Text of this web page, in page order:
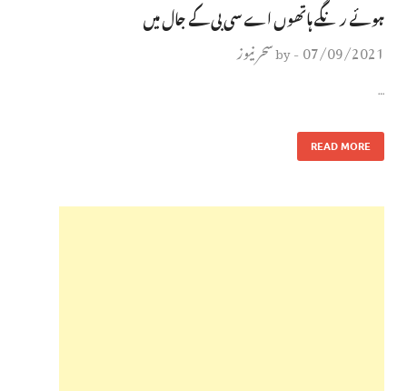
ہوئے رنگے ہاتھوں اے سی بی کے جال میں
07/09/2021
-
byسحر نیوز
…
READ MORE